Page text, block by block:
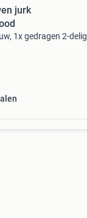
jurk
1x gedragen 2-delig